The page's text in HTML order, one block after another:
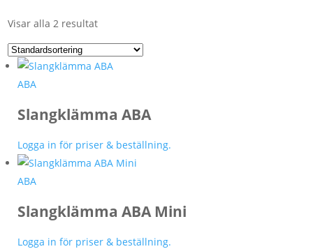
Visar alla 2 resultat
ABA
Slangklämma ABA
Logga in för priser & beställning.
ABA
Slangklämma ABA Mini
Logga in för priser & beställning.